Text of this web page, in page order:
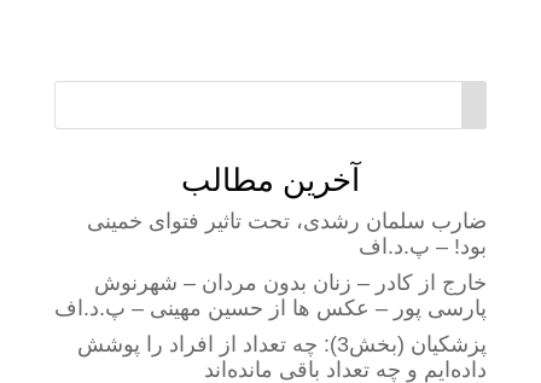
آخرین مطالب
ضارب سلمان رشدی، تحت تاثیر فتوای خمینی
بود! – پ.د.اف
خارج از کادر – زنان بدون مردان – شهرنوش
پارسی پور – عکس ها از حسین مهینی – پ.د.اف
پزشکیان (بخش3): چه تعداد از افراد را پوشش
داده‌ایم و چه تعداد باقی مانده‌اند